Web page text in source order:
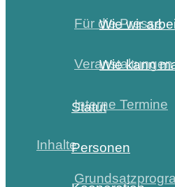
Für die Presse
Veranstaltungen
Interne Termine
Inhalte
Wie wir
Wie kann
Statut
Personen